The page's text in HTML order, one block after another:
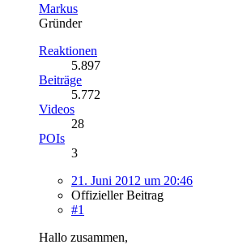
Markus
Gründer
Reaktionen
5.897
Beiträge
5.772
Videos
28
POIs
3
21. Juni 2012 um 20:46
Offizieller Beitrag
#1
Hallo zusammen,